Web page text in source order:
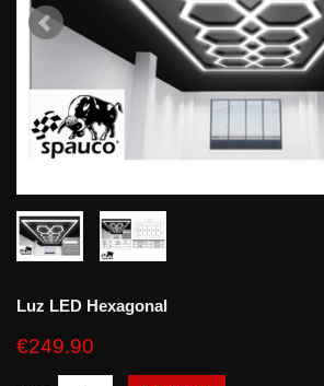
Luz LED Hexagonal
€249.90